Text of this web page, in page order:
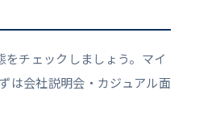
チェックしましょう。マイ
は会社説明会・カジュアル面